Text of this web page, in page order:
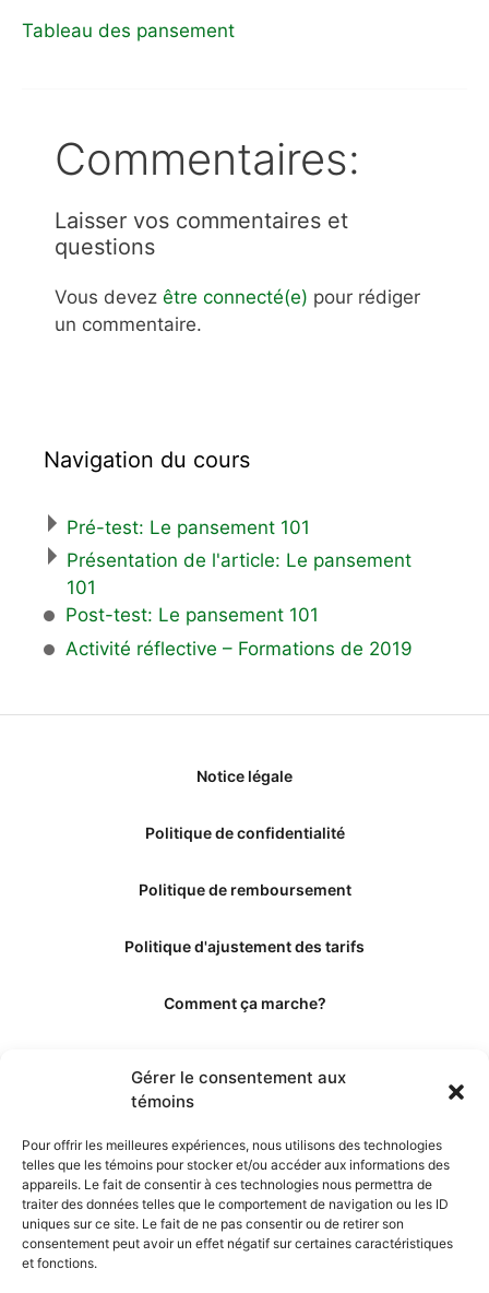
Gérer le consentement aux
témoins
Pour offrir les meilleures expériences, nous utilisons des technologies
telles que les témoins pour stocker et/ou accéder aux informations des
appareils. Le fait de consentir à ces technologies nous permettra de
traiter des données telles que le comportement de navigation ou les ID
uniques sur ce site. Le fait de ne pas consentir ou de retirer son
consentement peut avoir un effet négatif sur certaines caractéristiques
et fonctions.
Tableau des pansement
Commentaires:
Laisser vos commentaires et
questions
Vous devez être connecté(e) pour rédiger
un commentaire.
Navigation du cours
Pré-test: Le pansement 101
Présentation de l'article: Le pansement
101
Post-test: Le pansement 101
Activité réflective – Formations de 2019
Notice légale
Politique de confidentialité
Politique de remboursement
Politique d'ajustement des tarifs
Comment ça marche?
Les éditeurs
Les experts et collaborateurs